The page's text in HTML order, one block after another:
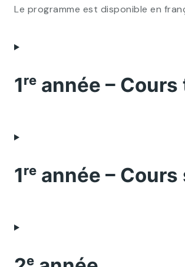
Le programme est disponible en
1ʳᵉ année –
1ʳᵉ année –